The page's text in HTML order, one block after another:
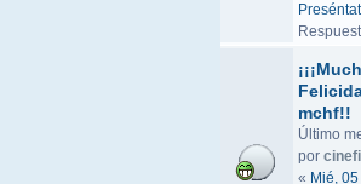
mchf!!
Último
por
« Mié,